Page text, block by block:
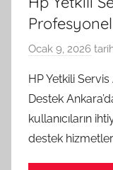
Ocak 9, 2026
HP Yetkili
Destek
kullanıcıların
destek